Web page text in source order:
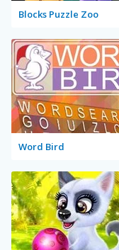
Blocks Puzzle Zoo
Word Bird